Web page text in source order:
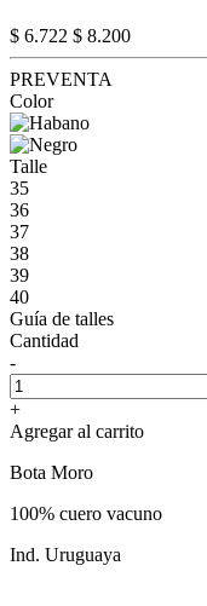
$ 6.722 $ 8.200
PREVENTA
Color
Talle
35
36
37
38
39
40
Guía de talles
Cantidad
-
+
Agregar al carrito
Bota Moro
100% cuero vacuno
Ind. Uruguaya